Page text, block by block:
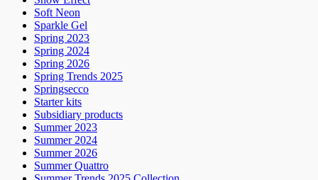
Soft Neon
Sparkle Gel
Spring 2023
Spring 2024
Spring 2026
Spring Trends 2025
Springsecco
Starter kits
Subsidiary products
Summer 2023
Summer 2024
Summer 2026
Summer Quattro